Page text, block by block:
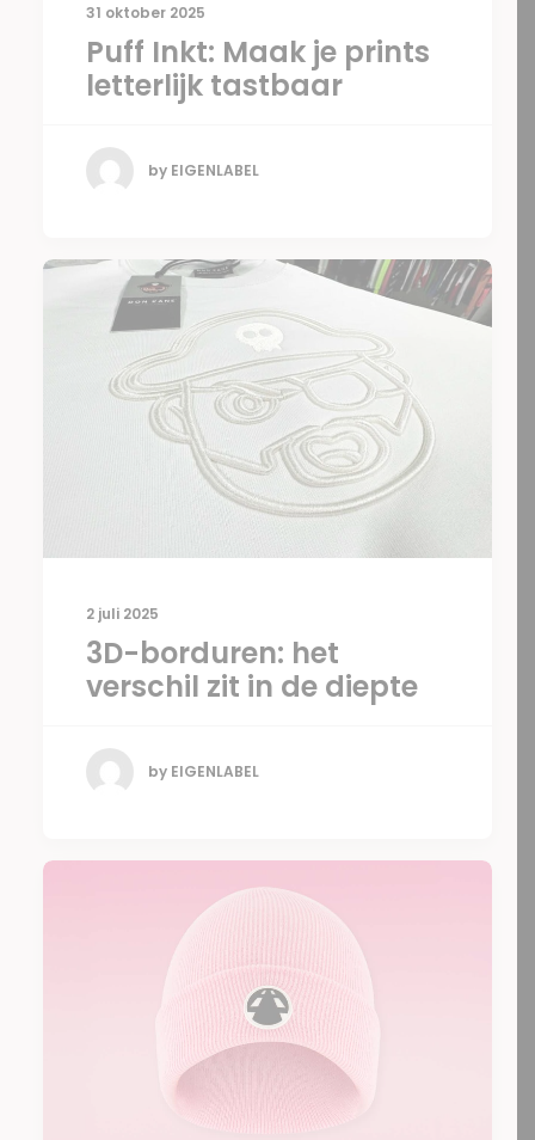
31 oktober 2025
Puff Inkt: Maak je prints
letterlijk tastbaar
by EIGENLABEL
2 juli 2025
3D-borduren: het
verschil zit in de diepte
by EIGENLABEL